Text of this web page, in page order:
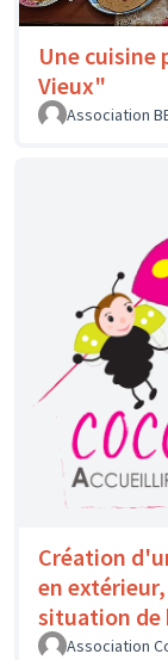
Une
Vieux"
Association
Création
en
situation de
Association